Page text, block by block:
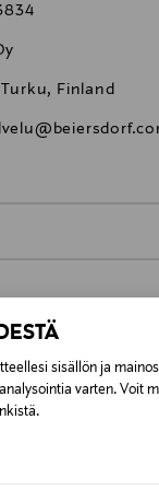
sisällön ja
varten. Voit
Turku, Finland
€
€ kuljetusyhtiöstä ja
toimitus on
vuorokauden